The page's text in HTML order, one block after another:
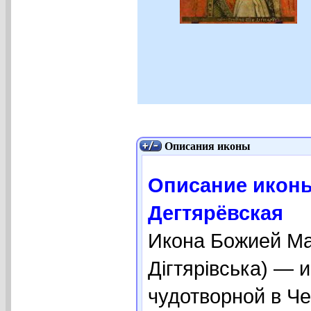
Описания иконы
Описание
Дегтярёвская
Икона Божией
Дігтярівська) —
чудотворной в